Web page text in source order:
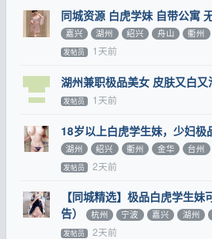
同城资源 白虎学妹 自带公寓
嘉兴
湖州 绍兴 舟山 衢州
发帖员 1天前
湖州兼职极品美女 皮肤又白又
发帖员 1天前
18岁以上白虎学生妹，少妇极
湖州
绍兴 衢州 金华 台州
发帖员 2天前
【同城精选】极品白虎学生
告）
杭州 宁波 嘉兴 湖州
发帖员 2天前